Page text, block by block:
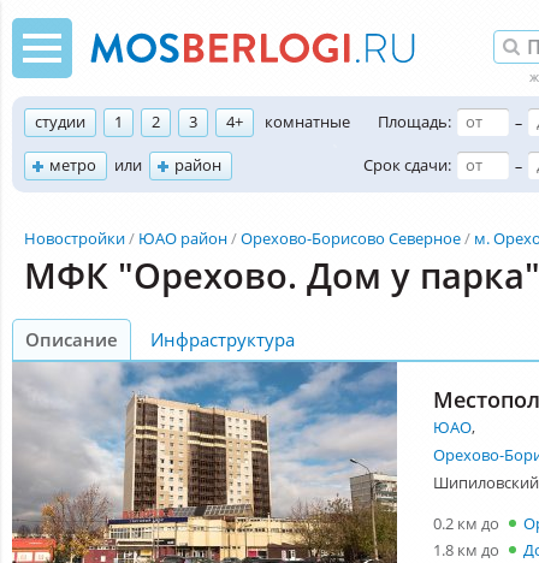
студии 1 2 3 4+
комнатные
метро
или район
Площадь:
–
Срок сдачи:
–
Новостройки ЮАО район Орехово-Борисово Северное м.
МФК "Орехово. Дом у парка"
Описание Инфраструктура
ЮАО,
Орехово-
Шипиловский
0.2 км до
1.8 км до